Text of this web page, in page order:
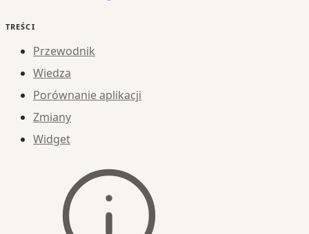
TREŚCI
Przewodnik
Wiedza
Porównanie aplikacji
Zmiany
Widget